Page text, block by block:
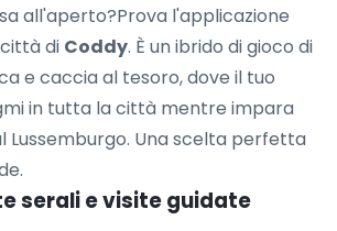
all'aperto?Prova l'applicazione
di Coddy. È un ibrido di gioco di
e caccia al tesoro, dove il tuo
in tutta la città mentre impara
Lussemburgo. Una scelta perfetta
serali e visite guidate